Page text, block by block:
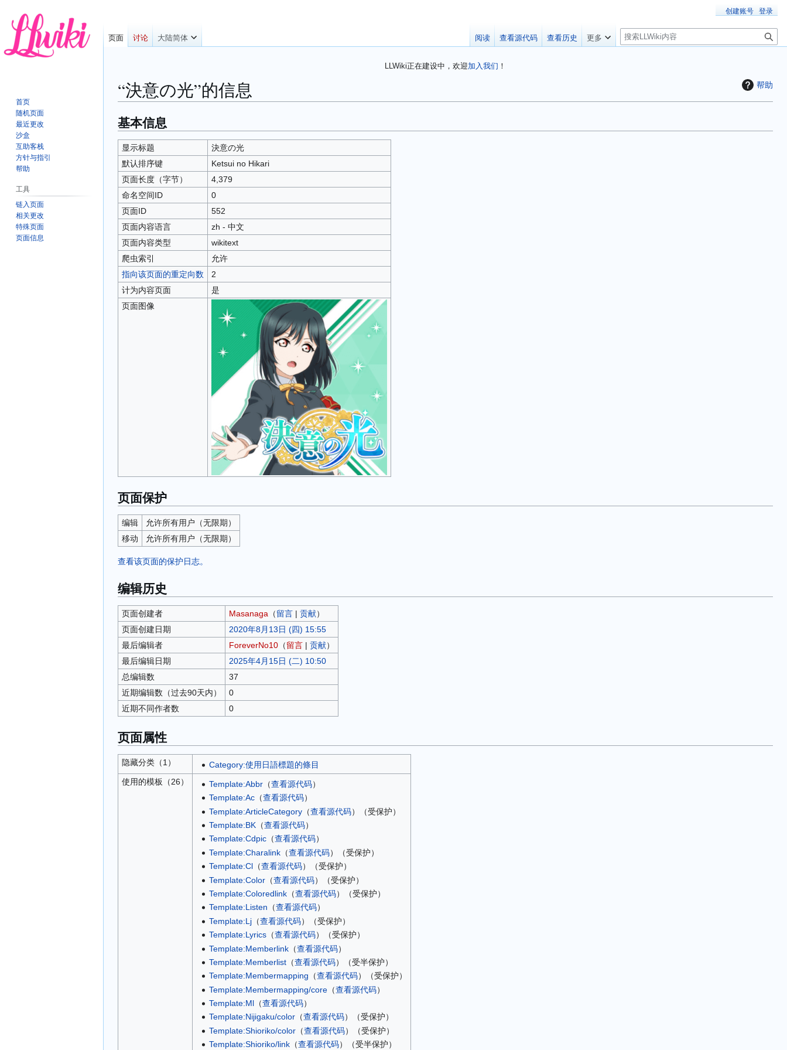
LLWiki正在建设中，欢迎加入我们 ！
帮助
“決意の光”的信息
跳
转
到
导
航
跳
转
到
搜
索
基本信息
显示标题
決意の光
默认排序键
Ketsui no Hikari
页面长度（字节）
4,379
命名空间ID
0
页面ID
552
页面内容语言
zh - 中文
页面内容类型
wikitext
爬虫索引
允许
指向该页面的重定向数
2
计为内容页面
是
页面图像
页面保护
编辑
允许所有用户​（无限期）
移动
允许所有用户​（无限期）
查看该页面的保护日志。
编辑历史
页面创建者 Masanaga （留言| 贡献）
页面创建日期
2020年8月13日 (四) 15:55
最后编辑者
ForeverNo10（留言| 贡献）
最后编辑日期
2025年4月15日 (二) 10:50
总编辑数
37
近期编辑数（过去90天内）
0
近期不同作者数
0
页面属性
隐藏分类（1）
Category:使用日語標題的條目
使用的模板（26）
Template:Abbr​（查看源代码）​
Template:Ac​（查看源代码）​
Template:ArticleCategory​（查看源代码）​（受保护）
Template:BK​（查看源代码）​
Template:Cdpic​（查看源代码）​
Template:Charalink​（查看源代码）​（受保护）
Template:Cl​（查看源代码）​（受保护）
Template:Color​（查看源代码）​（受保护）
Template:Coloredlink​（查看源代码）​（受保护）
Template:Listen ​（查看源代码）​
Template:Lj​（查看源代码）​（受保护）
Template:Lyrics​（查看源代码）​（受保护）
Template:Memberlink​（查看源代码）​
Template:Memberlist​（查看源代码）​（受半保护）
Template:Membermapping ​（查看源代码）​（受保护）
Template:Membermapping/core​（查看源代码）​
Template:Ml​（查看源代码）​
Template:Nijigaku/color​（查看源代码）​（受保护）
Template:Shioriko/color​（查看源代码）​（受保护）
Template:Shioriko/link​（查看源代码）​（受半保护）
创建账号 登录
页面 讨论 大陆简体 阅读 查看源代码 查看历史 更多
搜
索
首页
随机页面
最近更改
沙盒
互助客栈
方针与指引
帮助
工具
链入页面
相关更改
特殊页面
页面信息